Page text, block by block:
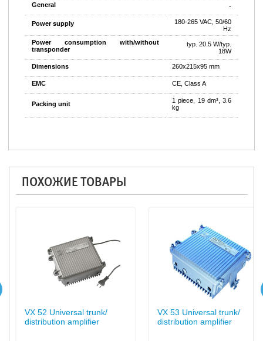
General -
Power supply
180-265 VAC, 50/60
Hz
Power consumption with/without
transponder
typ. 20.5 W/typ.
18W
Dimensions 260x215x95 mm
EMC CE, Class A
Packing unit
1 piece, 19 dm³, 3.6
kg
ПОХОЖИЕ ТОВАРЫ
VX 52 Universal trunk/
distribution amplifier
VX 53 Universal trunk/
distribution amplifier